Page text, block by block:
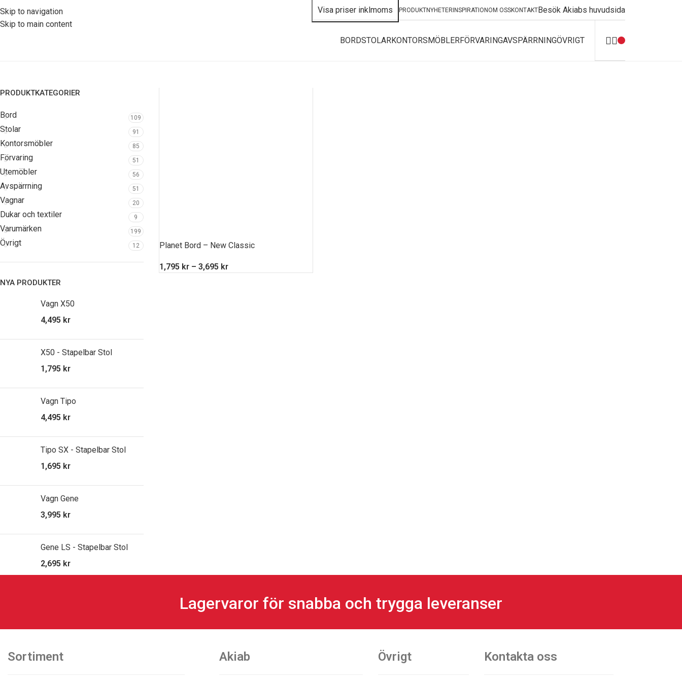
Skip to navigation
Skip to main content
PRODUKTNYHETERINSPIRATIONOM OSSKONTAKTBesök Akiabs huvudsida
BORDSTOLARKONTORSMÖBLERFÖRVARINGAVSPÄRRNINGÖVRIGT
PRODUKTKATEGORIER
Bord 109
Stolar 91
Kontorsmöbler 85
Förvaring 51
Utemöbler 56
Avspärrning 51
Vagnar 20
Dukar och textiler 9
Varumärken 199
Övrigt 12
NYA PRODUKTER
Vagn X50
4,495 kr
X50 - Stapelbar Stol
1,795 kr
Vagn Tipo
4,495 kr
Tipo SX - Stapelbar Stol
1,695 kr
Vagn Gene
3,995 kr
Gene LS - Stapelbar Stol
2,695 kr
Planet Bord – New Classic
1,795 kr – 3,695 kr
Lagervaror för snabba och trygga leveranser
Sortiment Akiab Övrigt Kontakta oss